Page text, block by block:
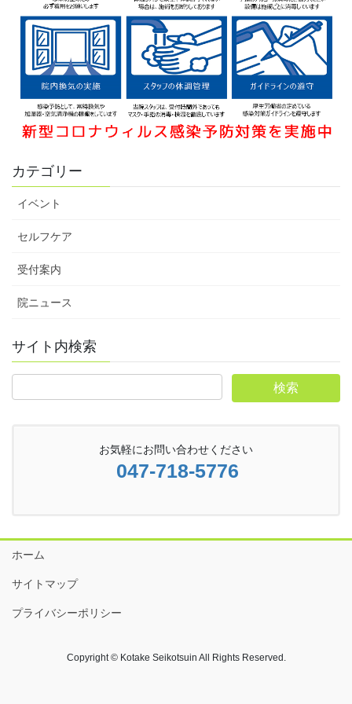
カテゴリー
イベント
セルフケア
受付案内
院ニュース
サイト内検索
お気軽にお問い合わせください
047-718-5776
ホーム
サイトマップ
プライバシーポリシー
Copyright © Kotake Seikotsuin All Rights Reserved.